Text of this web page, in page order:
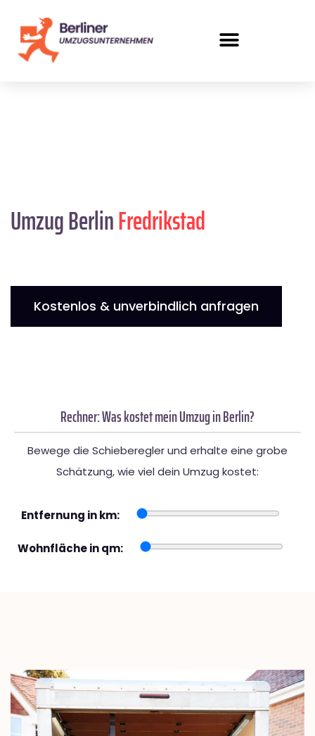
Umzug BerlinFredrikstad
Kostenlos & unverbindlich anfragen
Rechner: Was kostet mein Umzug in Berlin?
Bewege die Schieberegler und erhalte eine grobe
Schätzung, wie viel dein Umzug kostet:
Entfernung in km:
Wohnfläche in qm: